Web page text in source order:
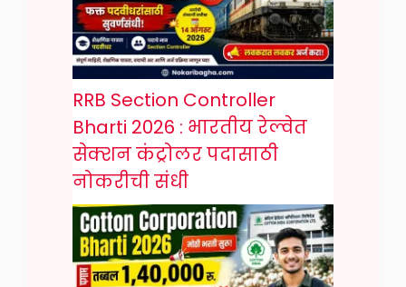
RRB Section Controller
Bharti 2026 : भारतीय रेल्वेत
सेक्शन कंट्रोलर पदासाठी
नोकरीची संधी